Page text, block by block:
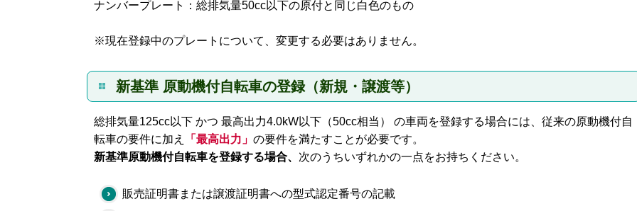
ナンバープレート：総排気量50cc以下の原付と同じ白色のもの
※現在登録中のプレートについて、変更する必要はありません。
新基準 原動機付自転車の登録（新規・譲渡等）
総排気量125cc以下 かつ 最高出力4.0kW以下（50cc相当） の車両を登録する場合には、従来の原動機付自
転車の要件に加え
「最高出力」 の要件を満たすことが必要です。
新基準原動機付自転車を登録する場合、 次のうちいずれかの一点をお持ちください。
販売証明書または譲渡証明書への型式認定番号の記載